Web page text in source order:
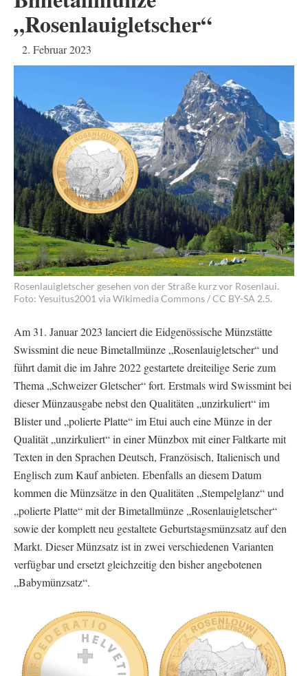
„Rosenlauigletscher“
2. Februar 2023
Rosenlauigletscher gesehen von der Straße kurz vor Rosenlaui.
Foto: Yesuitus2001 via Wikimedia Commons / CC BY-SA 2.5.
Am 31. Januar 2023 lanciert die Eidgenössische Münzstätte
Swissmint die neue Bimetallmünze „Rosenlauigletscher“ und
führt damit die im Jahre 2022 gestartete dreiteilige Serie zum
Thema „Schweizer Gletscher“ fort. Erstmals wird Swissmint bei
dieser Münzausgabe nebst den Qualitäten „unzirkuliert“ im
Blister und „polierte Platte“ im Etui auch eine Münze in der
Qualität „unzirkuliert“ in einer Münzbox mit einer Faltkarte mit
Texten in den Sprachen Deutsch, Französisch, Italienisch und
Englisch zum Kauf anbieten. Ebenfalls an diesem Datum
kommen die Münzsätze in den Qualitäten „Stempelglanz“ und
„polierte Platte“ mit der Bimetallmünze „Rosenlauigletscher“
sowie der komplett neu gestaltete Geburtstagsmünzsatz auf den
Markt. Dieser Münzsatz ist in zwei verschiedenen Varianten
verfügbar und ersetzt gleichzeitig den bisher angebotenen
„Babymünzsatz“.